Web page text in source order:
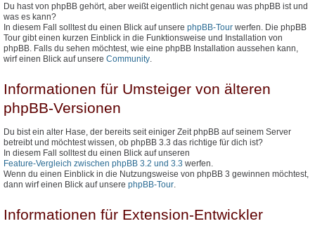
Du hast von phpBB gehört, aber weißt eigentlich nicht genau was phpBB ist und
was es kann?
In diesem Fall solltest du einen Blick auf unsere phpBB-Tour werfen. Die phpBB
Tour gibt einen kurzen Einblick in die Funktionsweise und Installation von
phpBB. Falls du sehen möchtest, wie eine phpBB Installation aussehen kann,
wirf einen Blick auf unsere Community
Informationen für Umsteiger von älteren
phpBB-Versionen
Du bist ein alter Hase, der bereits seit einiger Zeit phpBB auf seinem Server
betreibt und möchtest wissen, ob phpBB 3.3 das richtige für dich ist?
In diesem Fall solltest du einen Blick auf unseren
Feature-Vergleich zwischen phpBB 3.2 und 3.3 werfen.
Wenn du einen Einblick in die Nutzungsweise von phpBB 3 gewinnen möchtest,
dann wirf einen Blick auf unsere phpBB-Tour.
Informationen für Extension-Entwickler